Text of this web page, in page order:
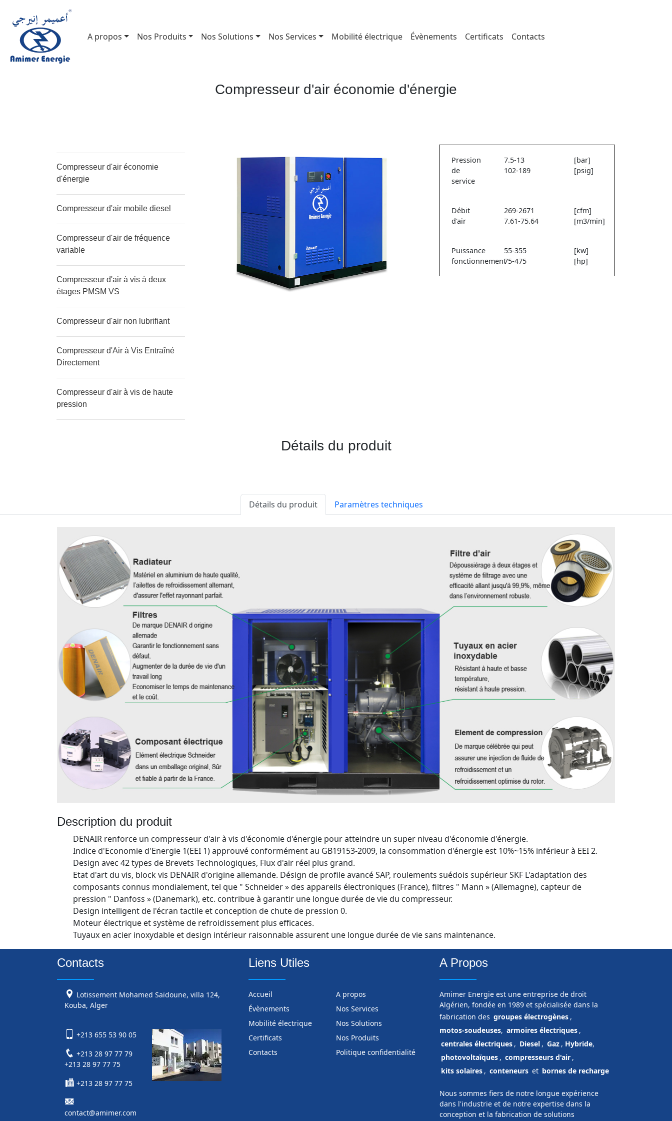
A propos Nos Produits Nos Solutions Nos Services Mobilité électrique Évènements Certificats Contacts
Compresseur d'air économie d'énergie
Compresseur d'air économie
d'énergie
Compresseur d'air mobile diesel
Compresseur d'air de fréquence
variable
Compresseur d'air à vis à deux
étages PMSM VS
Compresseur d'air non lubrifiant
Compresseur d'Air à Vis Entraîné
Directement
Compresseur d'air à vis de haute
pression
Pression
de
service
7.5-13
102-189
[bar]
[psig]
Débit
d'air
269-2671
7.61-75.64
[cfm]
[m3/min]
Puissance
fonctionnement
55-355
75-475
[kw]
[hp]
Détails du produit
Détails du produit Paramètres techniques
Description du produit
DENAIR renforce un compresseur d'air à vis d'économie d'énergie pour atteindre un super niveau d'économie d'énergie.
Indice d'Economie d'Energie 1(EEI 1) approuvé conformément au GB19153-2009, la consommation d'énergie est 10%~15% inférieur à EEI 2.
Design avec 42 types de Brevets Technologiques, Flux d'air réel plus grand.
Etat d'art du vis, block vis DENAIR d'origine allemande. Désign de profile avancé SAP, roulements suédois supérieur SKF L'adaptation des
composants connus mondialement, tel que " Schneider » des appareils électroniques (France), filtres " Mann » (Allemagne), capteur de
pression " Danfoss » (Danemark), etc. contribue à garantir une longue durée de vie du compresseur.
Design intelligent de l'écran tactile et conception de chute de pression 0.
Moteur électrique et système de refroidissement plus efficaces.
Tuyaux en acier inoxydable et design intérieur raisonnable assurent une longue durée de vie sans maintenance.
Contacts
Lotissement Mohamed Saïdoune, villa 124,
Kouba, Alger
+213 655 53 90 05
+213 28 97 77 79
+213 28 97 77 75
+213 28 97 77 75
contact@amimer.com
Liens Utiles
Accueil
A propos
Évènements
Nos Services
Mobilité électrique
Nos Solutions
Certificats
Nos Produits
Contacts
Politique confidentialité
A Propos
Amimer Energie est une entreprise de droit
Algérien, fondée en 1989 et spécialisée dans la
fabrication des groupes électrogènes ,
motos-soudeuses, armoires électriques ,
centrales électriques , Diesel , Gaz , Hybride,
photovoltaïques , compresseurs d'air ,
kits solaires , conteneurs et bornes de recharge
Nous sommes fiers de notre longue expérience
dans l'industrie et de notre expertise dans la
conception et la fabrication de solutions